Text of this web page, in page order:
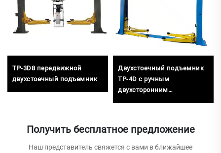
TP-3D8 передвижной
двухстоечный подъемник
Двухстоечный подъемник
TP-4D с ручным
двухсторонним
Получить бесплатное предложение
Наш представитель свяжется с вами в ближайшее